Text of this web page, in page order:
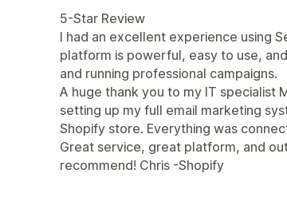
5-Star Review
I had an excellent experience using
platform is powerful, easy to use,
and running professional campaigns.
A huge thank you to my IT specialist
setting up my full email marketing
Shopify store. Everything was
Great service, great platform, and
recommend! Chris -Shopify